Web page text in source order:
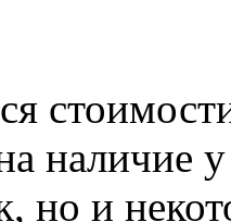
наличие
но и